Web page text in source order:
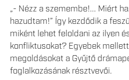
„- Nézz a szemembe!... Miért
hazudtam!” Így kezdődik a
miként lehet feloldani az ilyen
konfliktusokat? Egyebek
megoldásokat a Gyűjtő
foglalkozásának résztvevői.